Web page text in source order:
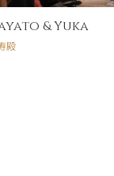
& Yuka
殿